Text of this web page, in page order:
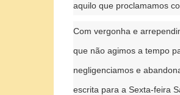
aquilo que proclamamos
Com vergonha e
que não agimos a tempo
negligenciamos e
escrita para a Sexta-feira